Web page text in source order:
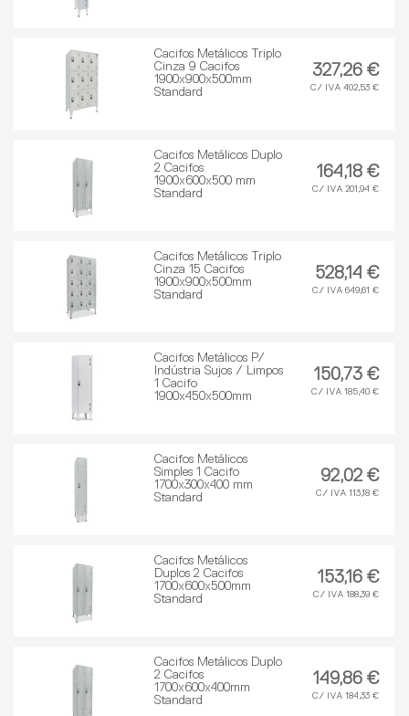
Cacifos Metálicos Triplo
Cinza 9 Cacifos
1900x900x500mm
Standard
327,26 €
C/ IVA 402,53 €
Cacifos Metálicos Duplo
2 Cacifos
1900x600x500 mm
Standard
164,18 €
C/ IVA 201,94 €
Cacifos Metálicos Triplo
Cinza 15 Cacifos
1900x900x500mm
Standard
528,14 €
C/ IVA 649,61 €
Cacifos Metálicos P/
Indústria Sujos / Limpos
1 Cacifo
1900x450x500mm
150,73 €
C/ IVA 185,40 €
Cacifos Metálicos
Simples 1 Cacifo
1700x300x400 mm
Standard
92,02 €
C/ IVA 113,18 €
Cacifos Metálicos
Duplos 2 Cacifos
1700x600x500mm
Standard
153,16 €
C/ IVA 188,39 €
Cacifos Metálicos Duplo
2 Cacifos
1700x600x400mm
Standard
149,86 €
C/ IVA 184,33 €